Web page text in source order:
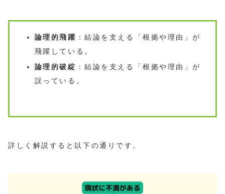
論理的飛躍 ：結論を支える「根拠や理由」が
飛躍している。
論理的破綻 ：結論を支える「根拠や理由」が
誤っている。
詳しく解説すると以下の通りです。